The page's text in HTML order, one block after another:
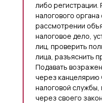
либо регистрации.
налогового
рассмотрении
налоговое дело,
лиц, проверить
лица, разъяснить
Подавать
через канцелярию
налоговой службы,
через своего